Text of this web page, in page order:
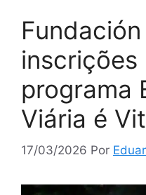
inscrições
programa
Viária é
17/03/2026 Por